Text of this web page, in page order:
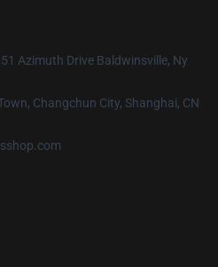
Azimuth Drive Baldwinsville, Ny
Changchun City, Shanghai, CN